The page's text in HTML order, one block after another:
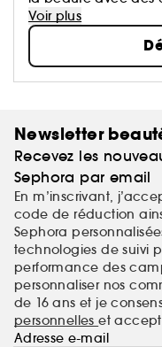
devenues des icônes.
Chaque création de
son rêve qui
plus heureux.
Voir plus
Newsletter
Recevez les
Sephora par email
En m’inscrivant,
code de réduction
Sephora
technologies de suivi
performance des
personnaliser nos
de 16 ans et je
personnelleset
Adresse e-mail